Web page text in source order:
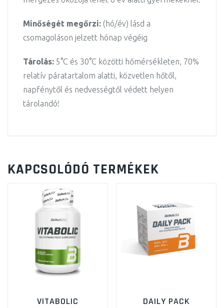
Minőségét megőrzi: (hó/év) lásd a
csomagoláson jelzett hónap végéig
Tárolás: 5°C és 30°C közötti hőmérsékleten, 70%
relatív páratartalom alatti, közvetlen hőtől,
napfénytől és nedvességtől védett helyen
tárolandó!
KAPCSOLÓDÓ TERMÉKEK
VITABOLIC DAILY PACK